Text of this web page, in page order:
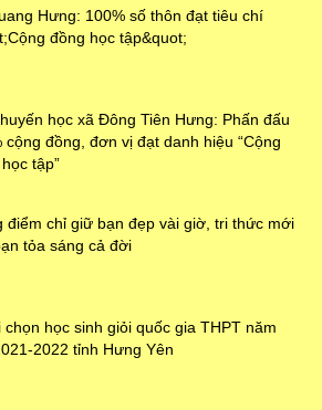
Hưng: 100% số thôn đạt tiêu chí
đồng học tập&quot;
học xã Đông Tiên Hưng: Phấn đấu
cộng đồng, đơn vị đạt danh hiệu “Cộng
tập”
điểm chỉ giữ bạn đẹp vài giờ, tri thức mới
tỏa sáng cả đời
chọn học sinh giỏi quốc gia THPT năm
2022 tỉnh Hưng Yên